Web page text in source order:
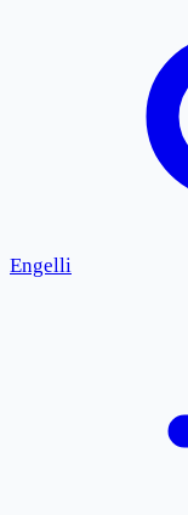
Engelli